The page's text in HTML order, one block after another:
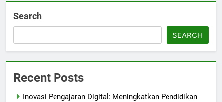
Search
SEARCH
Recent Posts
Inovasi Pengajaran Digital: Meningkatkan Pendidikan